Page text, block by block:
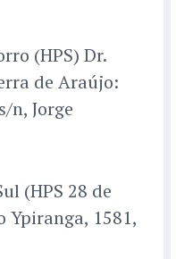
(HPS) Dr.
de Araújo:
n, Jorge
(HPS 28 de
Ypiranga, 1581,